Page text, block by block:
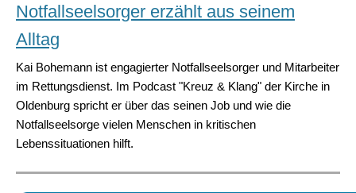
Notfallseelsorger erzählt aus seinem
Alltag
Kai Bohemann ist engagierter Notfallseelsorger und Mitarbeiter
im Rettungsdienst. Im Podcast "Kreuz & Klang" der Kirche in
Oldenburg spricht er über das seinen Job und wie die
Notfallseelsorge vielen Menschen in kritischen
Lebenssituationen hilft.